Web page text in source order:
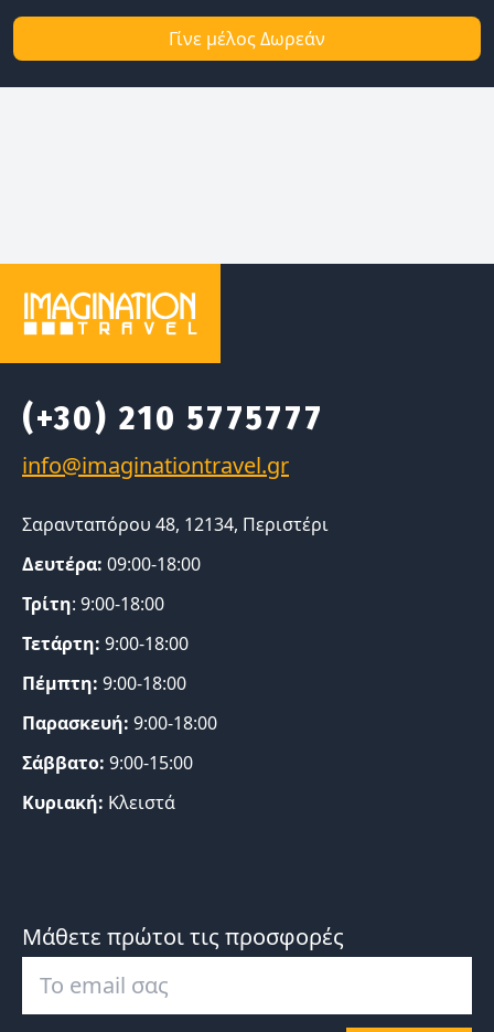
Γίνε μέλος Δωρεάν
(+30) 210 5775777
Σαρανταπόρου 48, 12134, Περιστέρι
Δευτέρα: 09:00-18:00
Τρίτη: 9:00-18:00
Τετάρτη: 9:00-18:00
Πέμπτη: 9:00-18:00
Παρασκευή: 9:00-18:00
Σάββατο: 9:00-15:00
Κυριακή: Κλειστά
Μάθετε πρώτοι τις προσφορές